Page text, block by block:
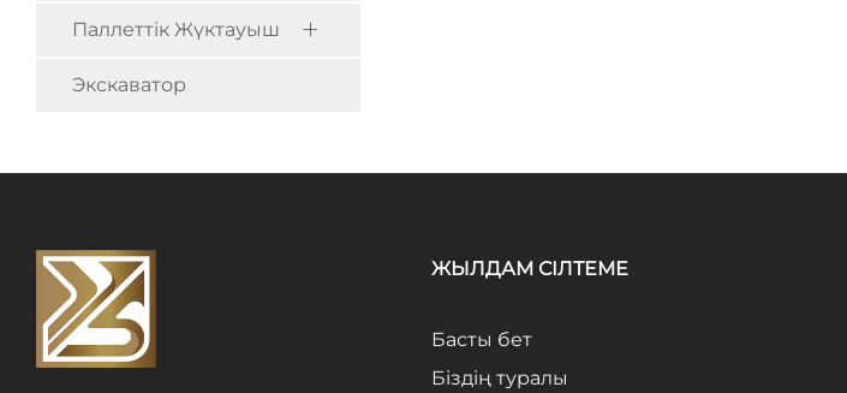
Паллеттік Жүктауыш
Экскаватор
ЖЫЛДАМ СІЛТЕМЕ
Басты бет
Біздің туралы